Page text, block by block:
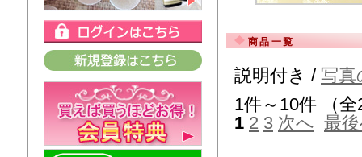
商品一覧
説明付き / 写真
1件～10件 （
1 2 3 次へ 最